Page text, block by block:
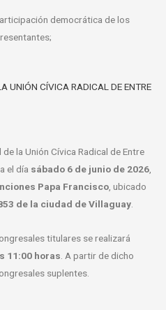
democrática de los
UNIÓN CÍVICA RADICAL DE ENTRE
la Unión Cívica Radical de Entre
el día sábado 6 de junio de 2026
Papa Francisco , ubicado
de la ciudad de Villaguay
titulares se realizará
11:00 horas . A partir de dicho
suplentes.